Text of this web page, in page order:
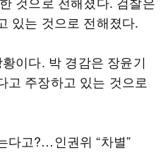
있는 것으로 전해졌다.
이다. 박 경감은 장윤기
고 주장하고 있는 것으로
다고?…인권위 “차별”